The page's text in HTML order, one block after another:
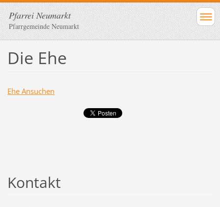
Pfarrei Neumarkt
Pfarrgemeinde Neumarkt
Die Ehe
Ehe Ansuchen
Kontakt